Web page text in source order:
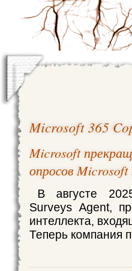
Microsoft 365
Microsoft
опросов
В августе
Surveys Agent,
интеллекта,
Теперь компания